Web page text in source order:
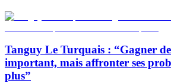
Tanguy Le Turquais : “Gagner
important, mais affronter ses
plus”